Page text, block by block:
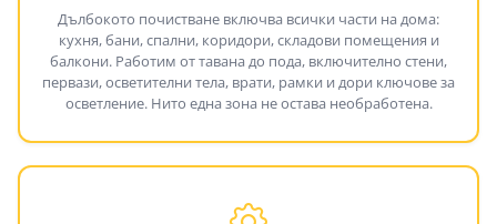
Дълбокото почистване включва всички части на дома:
кухня, бани, спални, коридори, складови помещения и
балкони. Работим от тавана до пода, включително стени,
первази, осветителни тела, врати, рамки и дори ключове за
осветление. Нито една зона не остава необработена.